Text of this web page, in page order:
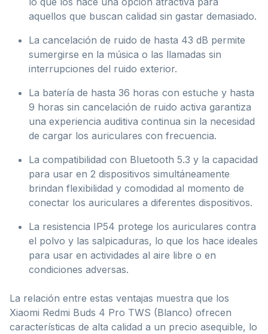
aquellos que buscan calidad sin gastar demasiado.
La cancelación de ruido de hasta 43 dB permite
sumergirse en la música o las llamadas sin
interrupciones del ruido exterior.
La batería de hasta 36 horas con estuche y hasta
9 horas sin cancelación de ruido activa garantiza
una experiencia auditiva continua sin la necesidad
de cargar los auriculares con frecuencia.
La compatibilidad con Bluetooth 5.3 y la capacidad
para usar en 2 dispositivos simultáneamente
brindan flexibilidad y comodidad al momento de
conectar los auriculares a diferentes dispositivos.
La resistencia IP54 protege los auriculares contra
el polvo y las salpicaduras, lo que los hace ideales
para usar en actividades al aire libre o en
condiciones adversas.
La relación entre estas ventajas muestra que los
Xiaomi Redmi Buds 4 Pro TWS (Blanco) ofrecen
características de alta calidad a un precio asequible, lo